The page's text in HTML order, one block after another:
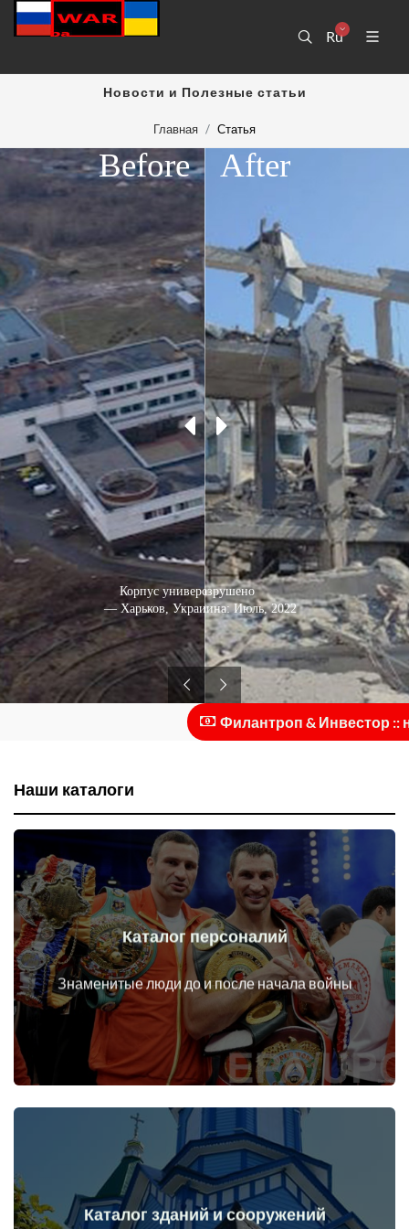
Ru
Новости и Полезные статьи
Главная Статья
Здание разрушено
— Харьков, Украина: Июль, 2022
After
Корпус университета с высоты
— Харьков, Украина: Февраль, 2021
Before
Филантроп & Инвестор ::
Наши каталоги
Каталог персоналий
Знаменитые люди до и после начала войны
Личности до и после начала войны
Перейти
Каталог зданий и сооружений
Перейти